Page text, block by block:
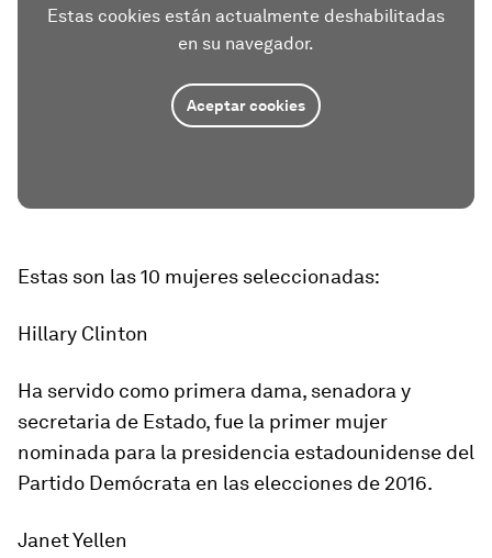
Estas cookies están actualmente deshabilitadas
en su navegador.
Aceptar cookies
Estas son las 10 mujeres seleccionadas:
Hillary Clinton
Ha servido como primera dama, senadora y
secretaria de Estado, fue la primer mujer
nominada para la presidencia estadounidense del
Partido Demócrata en las elecciones de 2016.
Janet Yellen